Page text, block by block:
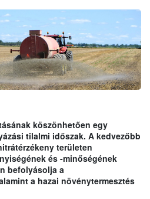
köszönhetően egy
tilalmi időszak. A kedvezőbb
területen
és -minőségének
befolyásolja a
a hazai növénytermesztés